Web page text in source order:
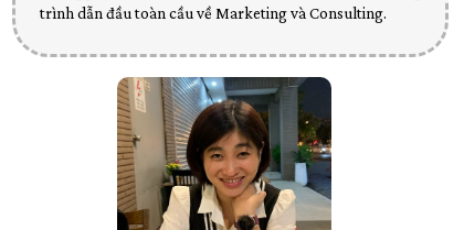
trình dẫn đầu toàn cầu về Marketing và Consulting.